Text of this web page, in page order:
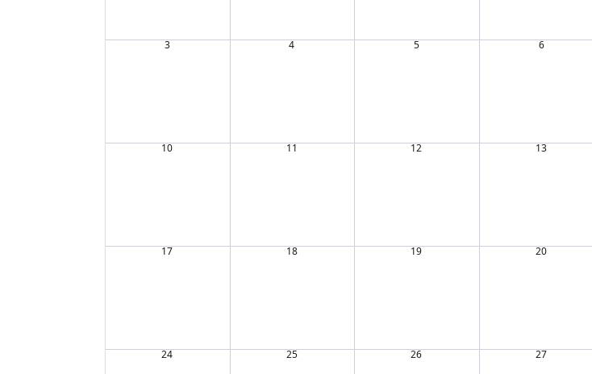
3 4 5 6
10 11 12 13
17 18 19 20
24 25 26 27